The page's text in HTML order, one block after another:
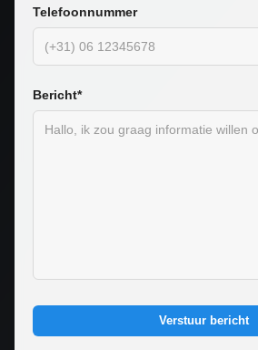
Telefoonnummer
Bericht*
Verstuur bericht